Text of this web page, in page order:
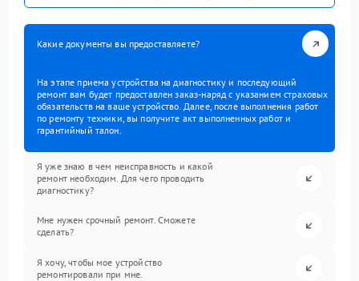
Какие документы вы предоставляете?
На этапе приема устройства на диагностику и последующий
ремонт вам будет предоставлен заказ-наряд с указанием страховых
обязательств на ваше устройство. Далее, после выполнения работ
по ремонту техники, вы получите акт выполненных работ и
гарантийный талон.
Я уже знаю в чем неисправность и какой
ремонт необходим. Для чего проводить
диагностику?
Мне нужен срочный ремонт. Сможете
сделать?
Я хочу, чтобы мое устройство
ремонтировали при мне.